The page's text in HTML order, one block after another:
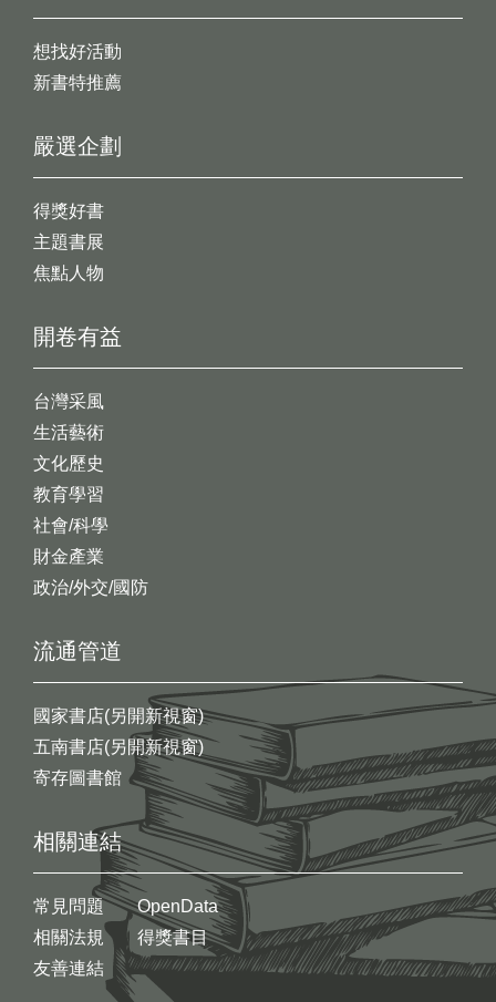
想找好活動
新書特推薦
開卷有益
台灣采風
生活藝術
文化歷史
教育學習
社會/科學
財金產業
政治/外交/國防
嚴選企劃
得獎好書
主題書展
焦點人物
流通管道
國家書店(另開新視窗)
五南書店(另開新視窗)
寄存圖書館
相關連結
常見問題
相關法規
友善連結
OpenData
得獎書目